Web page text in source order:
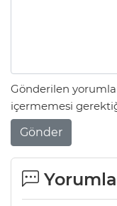
Gönderilen
içermemesi
Gönder